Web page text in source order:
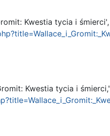
Kwestia tycia i śmierci',
Kwestia tycia i